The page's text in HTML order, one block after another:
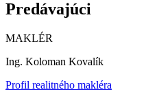
Predávajúci
MAKLÉR
Ing. Koloman Kovalík
Profil realitného makléra